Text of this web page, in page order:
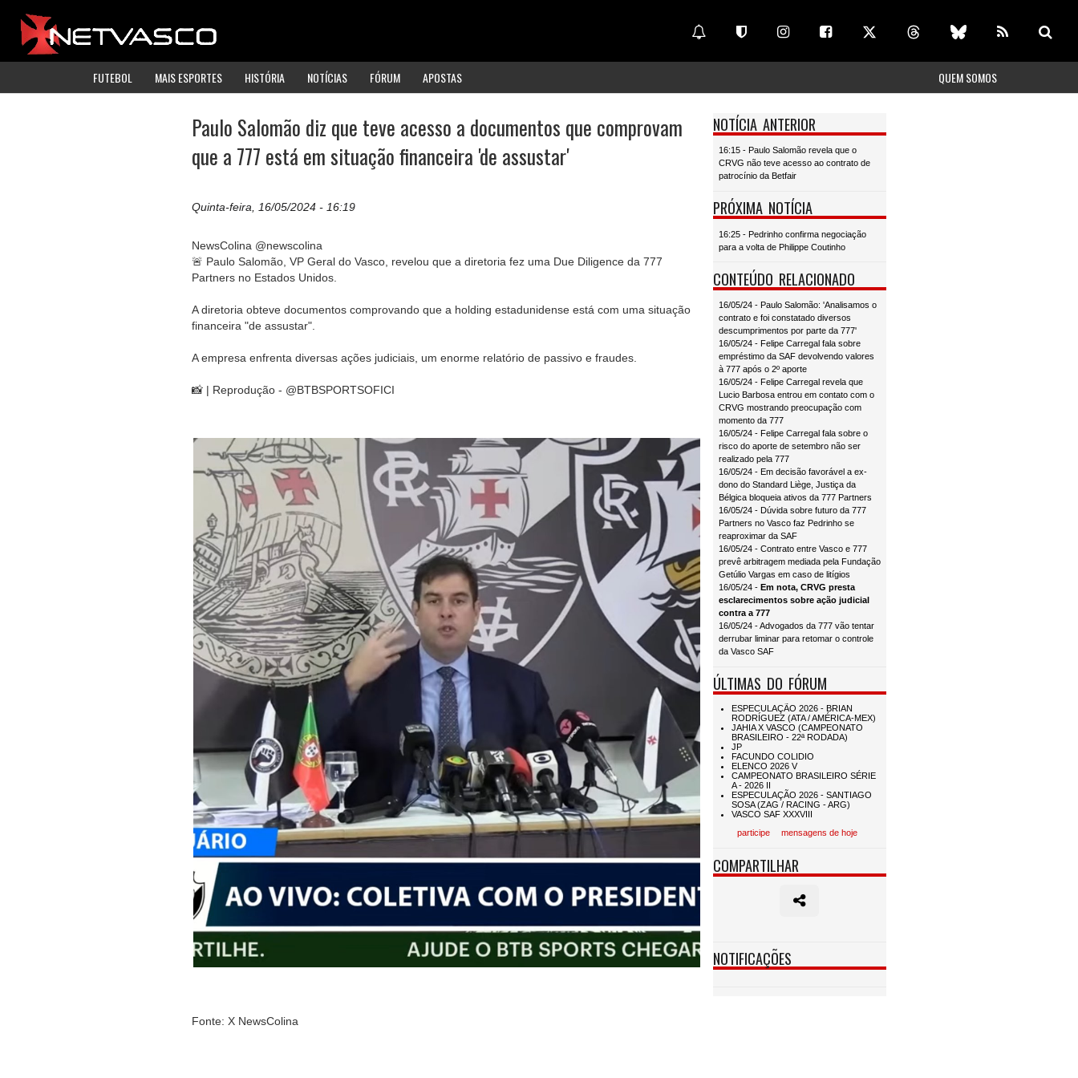
FUTEBOL MAIS ESPORTES HISTÓRIA NOTÍCIAS FÓRUM APOSTAS QUEM SOMOS
Paulo Salomão diz que teve acesso a documentos que comprovam
que a 777 está em situação financeira 'de assustar'
Quinta-feira, 16/05/2024 - 16:19
NewsColina @newscolina
🚨 Paulo Salomão, VP Geral do Vasco, revelou que a diretoria fez uma Due Diligence da 777
Partners no Estados Unidos.
A diretoria obteve documentos comprovando que a holding estadunidense está com uma situação
financeira "de assustar".
A empresa enfrenta diversas ações judiciais, um enorme relatório de passivo e fraudes.
📸 | Reprodução - @BTBSPORTSOFICI
Fonte: X NewsColina
NOTÍCIA ANTERIOR
16:15 - Paulo Salomão revela que o
CRVG não teve acesso ao contrato de
patrocínio da Betfair
PRÓXIMA NOTÍCIA
16:25 - Pedrinho confirma negociação
para a volta de Philippe Coutinho
CONTEÚDO RELACIONADO
16/05/24 - Paulo Salomão: 'Analisamos o
contrato e foi constatado diversos
descumprimentos por parte da 777'
16/05/24 - Felipe Carregal fala sobre
empréstimo da SAF devolvendo valores
à 777 após o 2º aporte
16/05/24 - Felipe Carregal revela que
Lucio Barbosa entrou em contato com o
CRVG mostrando preocupação com
momento da 777
16/05/24 - Felipe Carregal fala sobre o
risco do aporte de setembro não ser
realizado pela 777
16/05/24 - Em decisão favorável a ex-
dono do Standard Liège, Justiça da
Bélgica bloqueia ativos da 777 Partners
16/05/24 - Dúvida sobre futuro da 777
Partners no Vasco faz Pedrinho se
reaproximar da SAF
16/05/24 - Contrato entre Vasco e 777
prevê arbitragem mediada pela Fundação
Getúlio Vargas em caso de litígios
16/05/24 - Em nota, CRVG presta
esclarecimentos sobre ação judicial
contra a 777
16/05/24 - Advogados da 777 vão tentar
derrubar liminar para retomar o controle
da Vasco SAF
ÚLTIMAS DO FÓRUM
participe mensagens de hoje
COMPARTILHAR
NOTIFICAÇÕES